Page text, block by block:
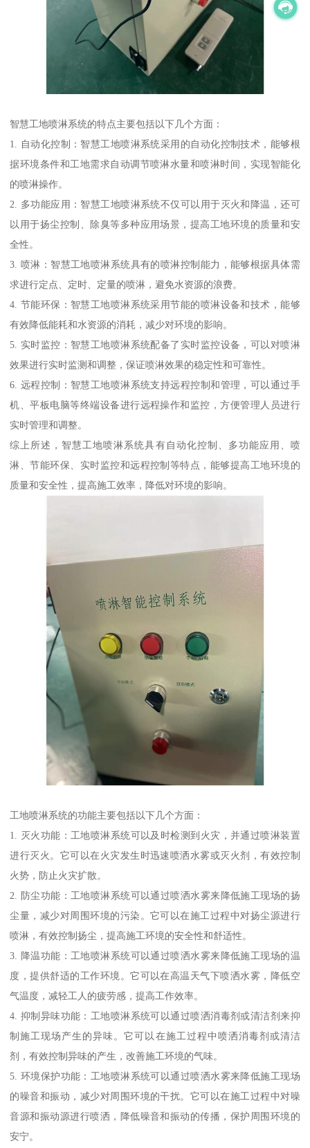
智慧工地喷淋系统的特点主要包括以下几个方面：
1. 自动化控制：智慧工地喷淋系统采用的自动化控制技术，能够根
据环境条件和工地需求自动调节喷淋水量和喷淋时间，实现智能化
的喷淋操作。
2. 多功能应用：智慧工地喷淋系统不仅可以用于灭火和降温，还可
以用于扬尘控制、除臭等多种应用场景，提高工地环境的质量和安
全性。
3. 喷淋：智慧工地喷淋系统具有的喷淋控制能力，能够根据具体需
求进行定点、定时、定量的喷淋，避免水资源的浪费。
4. 节能环保：智慧工地喷淋系统采用节能的喷淋设备和技术，能够
有效降低能耗和水资源的消耗，减少对环境的影响。
5. 实时监控：智慧工地喷淋系统配备了实时监控设备，可以对喷淋
效果进行实时监测和调整，保证喷淋效果的稳定性和可靠性。
6. 远程控制：智慧工地喷淋系统支持远程控制和管理，可以通过手
机、平板电脑等终端设备进行远程操作和监控，方便管理人员进行
实时管理和调整。
综上所述，智慧工地喷淋系统具有自动化控制、多功能应用、喷
淋、节能环保、实时监控和远程控制等特点，能够提高工地环境的
质量和安全性，提高施工效率，降低对环境的影响。
工地喷淋系统的功能主要包括以下几个方面：
1. 灭火功能：工地喷淋系统可以及时检测到火灾，并通过喷淋装置
进行灭火。它可以在火灾发生时迅速喷洒水雾或灭火剂，有效控制
火势，防止火灾扩散。
2. 防尘功能：工地喷淋系统可以通过喷洒水雾来降低施工现场的扬
尘量，减少对周围环境的污染。它可以在施工过程中对扬尘源进行
喷淋，有效控制扬尘，提高施工环境的安全性和舒适性。
3. 降温功能：工地喷淋系统可以通过喷洒水雾来降低施工现场的温
度，提供舒适的工作环境。它可以在高温天气下喷洒水雾，降低空
气温度，减轻工人的疲劳感，提高工作效率。
4. 抑制异味功能：工地喷淋系统可以通过喷洒消毒剂或清洁剂来抑
制施工现场产生的异味。它可以在施工过程中喷洒消毒剂或清洁
剂，有效控制异味的产生，改善施工环境的气味。
5. 环境保护功能：工地喷淋系统可以通过喷洒水雾来降低施工现场
的噪音和振动，减少对周围环境的干扰。它可以在施工过程中对噪
音源和振动源进行喷洒，降低噪音和振动的传播，保护周围环境的
安宁。